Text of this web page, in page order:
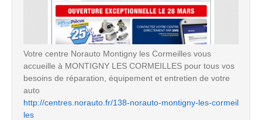
Votre centre Norauto Montigny les Cormeilles vous
accueille à MONTIGNY LES CORMEILLES pour tous vos
besoins de réparation, équipement et entretien de votre
auto
http://centres.norauto.fr/138-norauto-montigny-les-cormeil
les